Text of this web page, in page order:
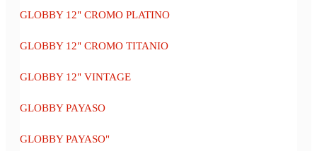
GLOBBY 12" CROMO PLATINO
GLOBBY 12" CROMO TITANIO
GLOBBY 12" VINTAGE
GLOBBY PAYASO
GLOBBY PAYASO"